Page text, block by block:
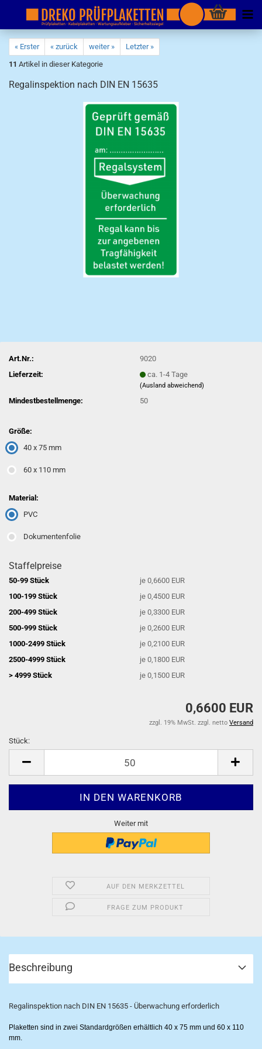
« Erster « zurück weiter »
Letzter »
11 Artikel in dieser Kategorie
Regalinspektion nach DIN EN 15635
Art.Nr.:
9020
Lieferzeit:
ca. 1-4 Tage
(Ausland abweichend)
Mindestbestellmenge: 50
Größe:
40 x 75 mm
60 x 110 mm
Material:
PVC
Dokumentenfolie
Staffelpreise
50-99 Stück
je 0,6600 EUR
100-199 Stück
je 0,4500 EUR
200-499 Stück
je 0,3300 EUR
500-999 Stück
je 0,2600 EUR
1000-2499 Stück
je 0,2100 EUR
2500-4999 Stück
je 0,1800 EUR
> 4999 Stück
je 0,1500 EUR
0,6600 EUR
zzgl. 19% MwSt. zzgl. netto Versand
Stück:
Weiter mit
AUF DEN MERKZETTEL
FRAGE ZUM PRODUKT
Beschreibung
Regalinspektion nach DIN EN 15635 - Überwachung erforderlich
Plaketten sind in zwei Standardgrößen erhältlich 40 x 75 mm und 60 x 110
mm.